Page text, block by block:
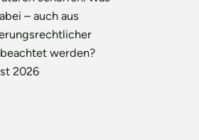
– auch aus
werden?
2026